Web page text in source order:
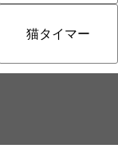
猫タイマー